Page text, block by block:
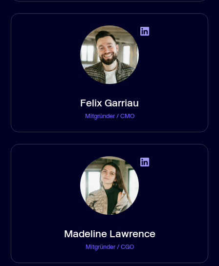
Felix Garriau
Mitgründer / CMO
Madeline Lawrence
Mitgründer / CGO